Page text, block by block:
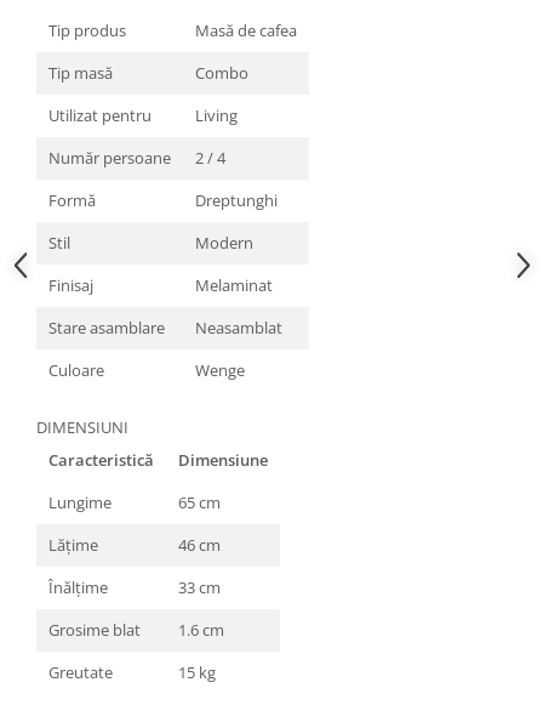
Tip produs
Masă de cafea
Tip masă
Combo
Utilizat pentru
Living
Număr persoane
2 / 4
Formă
Dreptunghi
Stil
Modern
Finisaj
Melaminat
Stare asamblare
Neasamblat
Culoare
Wenge
DIMENSIUNI
Caracteristică
Dimensiune
Lungime
65 cm
Lățime
46 cm
Înălțime
33 cm
Grosime blat
1.6 cm
Greutate
15 kg